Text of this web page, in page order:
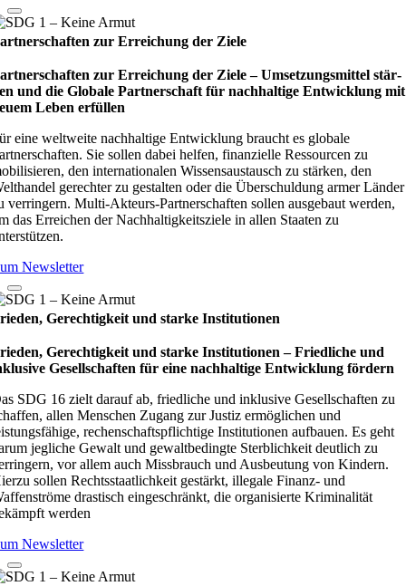
zur Erreichung der Ziele
zur Erreichung der Ziele – Umset­zungs­mit­tel stär­
und die Glo­bale Part­ner­schaft für nach­hal­tige Ent­wick­lung mit
Leben erfül­len
eine weltweite nachhaltige Entwicklung braucht es globale
Sie sollen dabei helfen, finanzielle Ressourcen zu
den internationalen Wissensaustausch zu stärken, den
gerechter zu gestalten oder die Überschuldung armer Länder
verringern. Multi-Akteurs-Partnerschaften sollen ausgebaut werden,
das Erreichen der Nachhaltigkeitsziele in allen Staaten zu
Newsletter
Gerechtigkeit und starke Institutionen
Gerechtigkeit und starke Institutionen – Fried­li­che und
Gesell­schaf­ten für eine nach­hal­tige Ent­wick­lung för­dern
SDG 16 zielt darauf ab, friedliche und inklusive Gesellschaften zu
allen Menschen Zugang zur Justiz ermöglichen und
rechenschaftspflichtige Institutionen aufbauen. Es geht
jegliche Gewalt und gewaltbedingte Sterblichkeit deutlich zu
vor allem auch Missbrauch und Ausbeutung von Kindern.
sollen Rechtsstaatlichkeit gestärkt, illegale Finanz- und
drastisch eingeschränkt, die organisierte Kriminalität
werden
Newsletter